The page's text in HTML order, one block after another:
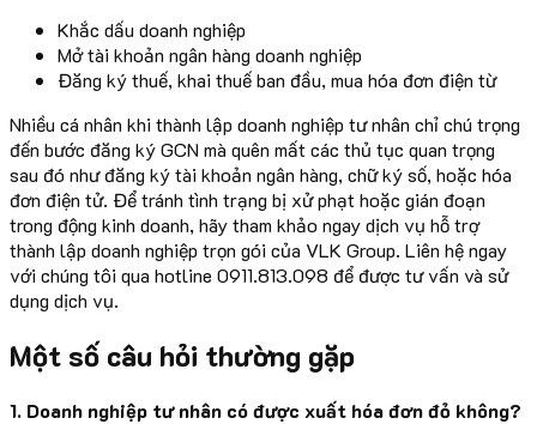
Khắc dấu doanh nghiệp
Mở tài khoản ngân hàng doanh nghiệp
Đăng ký thuế, khai thuế ban đầu, mua hóa đơn điện từ
Nhiều cá nhân khi thành lập doanh nghiệp tư nhân chỉ chú trọng
đến bước đăng ký GCN mà quên mất các thủ tục quan trọng
sau đó như đăng ký tài khoản ngân hàng, chữ ký số, hoặc hóa
đơn điện tử. Để tránh tình trạng bị xử phạt hoặc gián đoạn
trong động kinh doanh, hãy tham khảo ngay dịch vụ hỗ trợ
thành lập doanh nghiệp trọn gói của VLK Group. Liên hệ ngay
với chúng tôi qua hotline 0911.813.098 để được tư vấn và sử
dụng dịch vụ.
Một số câu hỏi thường gặp
1. Doanh nghiệp tư nhân có được xuất hóa đơn đỏ không?